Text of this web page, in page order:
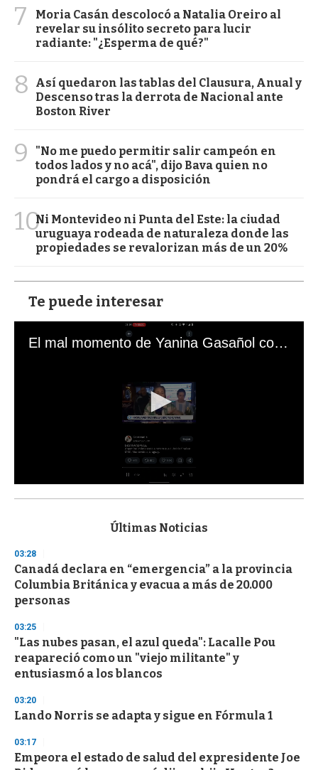
7
Moria Casán descolocó a Natalia Oreiro al
revelar su insólito secreto para lucir
radiante: "¿Esperma de qué?"
8
Así quedaron las tablas del Clausura, Anual y
Descenso tras la derrota de Nacional ante
Boston River
9
"No me puedo permitir salir campeón en
todos lados y no acá", dijo Bava quien no
pondrá el cargo a disposición
10Ni Montevideo ni Punta del Este: la ciudad
uruguaya rodeada de naturaleza donde las
propiedades se revalorizan más de un 20%
Te puede interesar
El mal momento de Yanina Gasañol con un hincha argentino en "Subrayado"
s
d
s
o
f
3
s
e
o
n
Últimas Noticias
03:28
Canadá declara en “emergencia” a la provincia
Columbia Británica y evacua a más de 20.000
personas
03:25
"Las nubes pasan, el azul queda": Lacalle Pou
reapareció como un "viejo militante" y
entusiasmó a los blancos
03:20
Lando Norris se adapta y sigue en Fórmula 1
03:17
Empeora el estado de salud del expresidente Joe